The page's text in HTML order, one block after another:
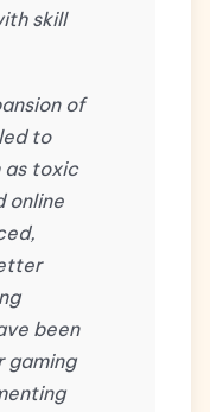
skill
of
to
as toxic
online
been
gaming